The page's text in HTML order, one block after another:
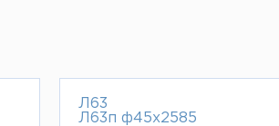
Л63
Л63п ф45х2585